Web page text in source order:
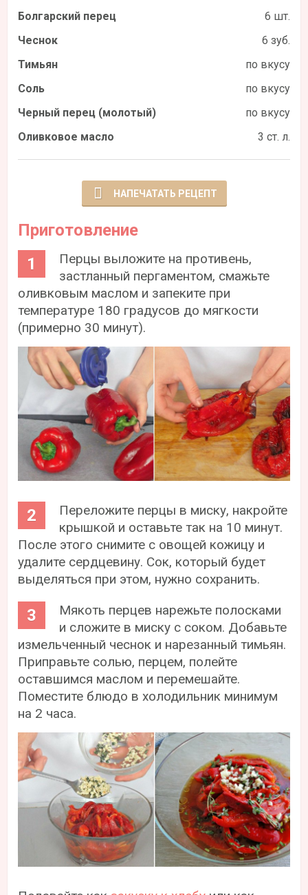
Болгарский перец
6 шт.
Чеснок
6 зуб.
Тимьян
по вкусу
Соль
по вкусу
Черный перец (молотый)
по вкусу
Оливковое масло
3 ст. л.
НАПЕЧАТАТЬ РЕЦЕПТ
Приготовление
Перцы выложите на противень,
застланный пергаментом, смажьте
оливковым маслом и запеките при
температуре 180 градусов до мягкости
(примерно 30 минут).
Переложите перцы в миску, накройте
крышкой и оставьте так на 10 минут.
После этого снимите с овощей кожицу и
удалите сердцевину. Сок, который будет
выделяться при этом, нужно сохранить.
Мякоть перцев нарежьте полосками
и сложите в миску с соком. Добавьте
измельченный чеснок и нарезанный тимьян.
Приправьте солью, перцем, полейте
оставшимся маслом и перемешайте.
Поместите блюдо в холодильник минимум
на 2 часа.